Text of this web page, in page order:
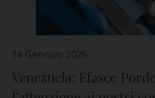
14 Gennaio 2026
Venezuela: Efasce